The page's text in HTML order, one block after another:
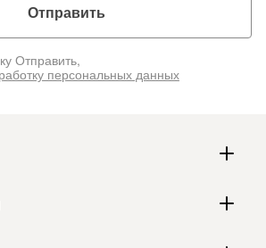
Отправить
Отправить,
персональных данных